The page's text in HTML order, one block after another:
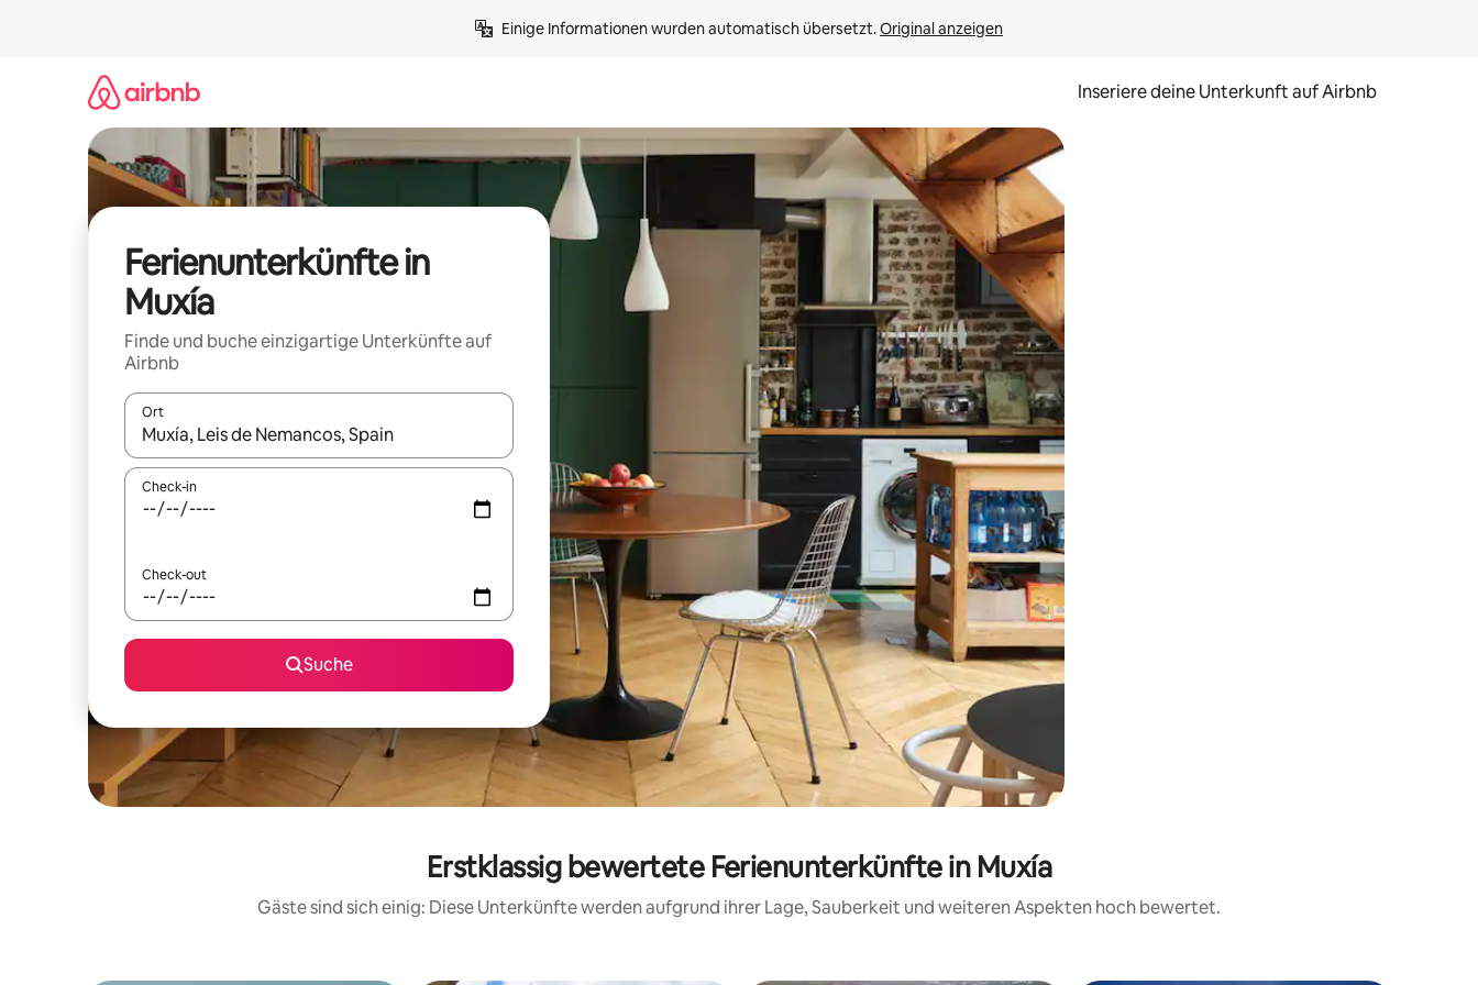
Einige Informationen wurden automatisch übersetzt. Original anzeigen
Inseriere deine Unterkunft auf Airbnb
Ferienunterkünfte in
Muxía
Finde und buche einzigartige Unterkünfte auf
Airbnb
Ort
Wenn Ergebnisse verfügbar sind, navigiere mit den Pfeiltasten nach oben und unten oder erkunde die Ergebnisse durch Berühren oder Wischgesten.
Check-in
Check-out
Suche
Erstklassig bewertete Ferienunterkünfte in Muxía
Gäste sind sich einig: Diese Unterkünfte werden aufgrund ihrer Lage, Sauberkeit und weiteren Aspekten hoch bewertet.